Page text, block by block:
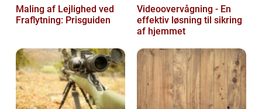
Maling af Lejlighed ved
Fraflytning: Prisguiden
Videoovervågning - En
effektiv løsning til sikring
af hjemmet